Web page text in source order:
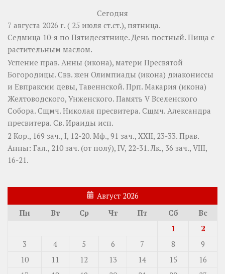
Сегодня
7 августа 2026 г. ( 25 июля ст.ст.), пятница.
Седмица 10-я по Пятидесятнице. День постный. Пища с
растительным маслом.
Успение прав. Анны (икона), матери Пресвятой
Богородицы. Свв. жен Олимпиады (икона) диакониссы
и Евпраксии девы, Тавеннской. Прп. Макария (икона)
Желтоводского, Унженского. Память V Вселенского
Собора. Сщмч. Николая пресвитера. Сщмч. Александра
пресвитера. Св. Ираиды исп.
2 Кор., 169 зач., I, 12-20. Мф., 91 зач., XXII, 23-33. Прав.
Анны: Гал., 210 зач. (от полу́), IV, 22-31. Лк., 36 зач., VIII,
16-21.
Август 2026
Пн
Вт Ср Чт Пт Сб
Вс
1
2
3
4 5 6 7 8
9
10
11 12 13 14 15
16